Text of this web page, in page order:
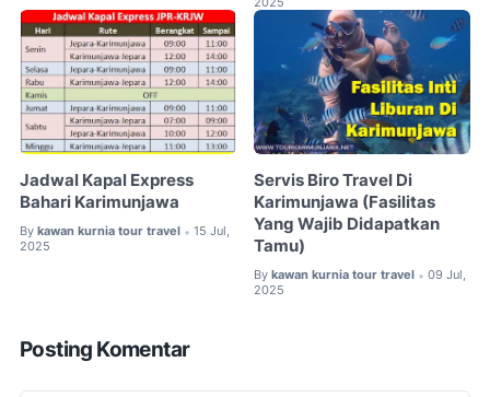
Jadwal Kapal Express
Bahari Karimunjawa
By kawan kurnia tour travel • 15 Jul,
2025
Servis Biro Travel Di
Karimunjawa (Fasilitas
Yang Wajib Didapatkan
Tamu)
By kawan kurnia tour travel • 09 Jul,
2025
Posting Komentar